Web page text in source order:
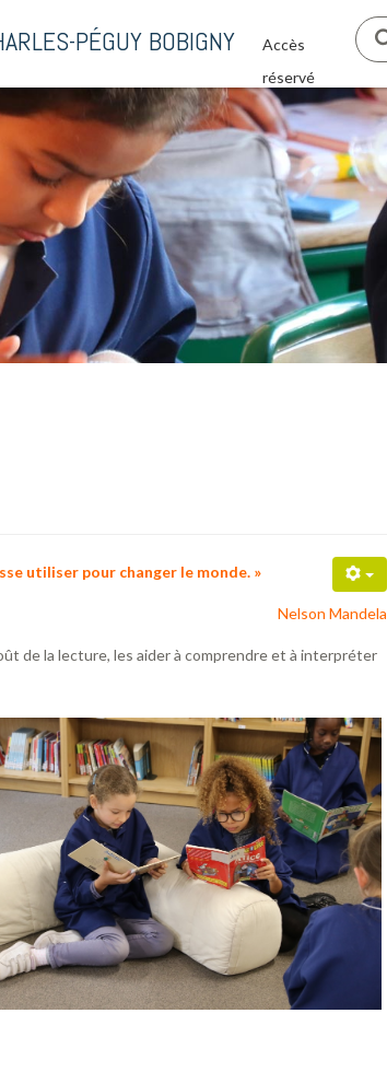
PÉGUY BOBIGNY
Accès
réservé
utiliser pour changer le monde. »
Nelson Mandela
de la lecture, les aider à comprendre et à interpréter